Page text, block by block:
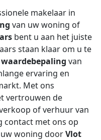
makelaar in
van uw woning of
bent u aan het juiste
staan klaar om u te
waardebepaling van
ervaring en
Met ons
vertrouwen de
of verhuur van
contact met ons op
woning doorVlot